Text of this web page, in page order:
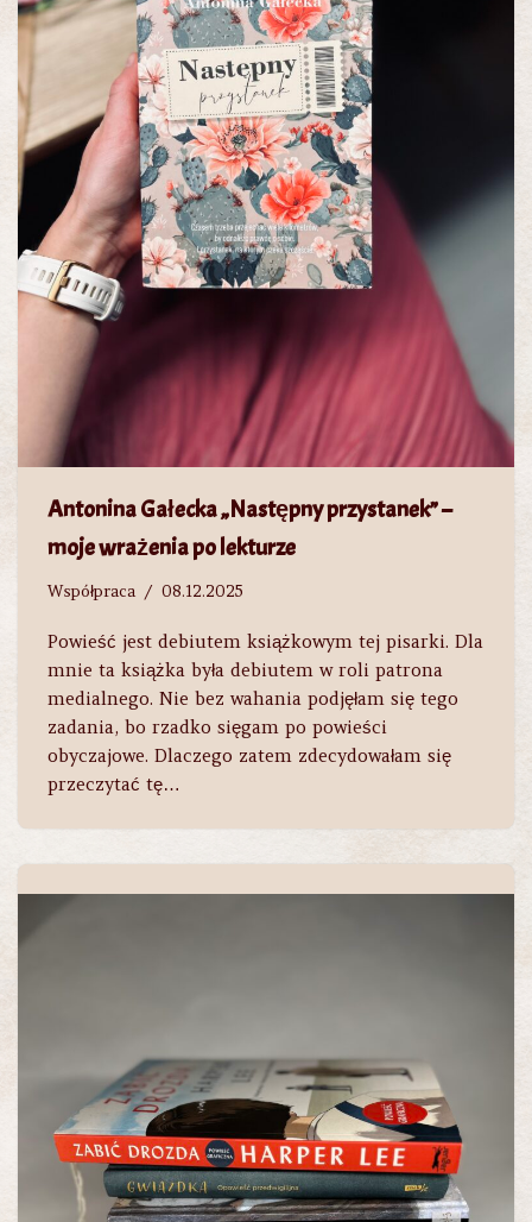
Antonina Gałecka „Następny przystanek” –
moje wrażenia po lekturze
Współpraca 08.12.2025
Powieść jest debiutem książkowym tej pisarki. Dla
mnie ta książka była debiutem w roli patrona
medialnego. Nie bez wahania podjęłam się tego
zadania, bo rzadko sięgam po powieści
obyczajowe. Dlaczego zatem zdecydowałam się
przeczytać tę…